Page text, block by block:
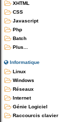
XHTML
CSS
Javascript
Php
Batch
Plus...
Informatique
Linux
Windows
Réseaux
Internet
Génie Logiciel
Raccourcis clavier